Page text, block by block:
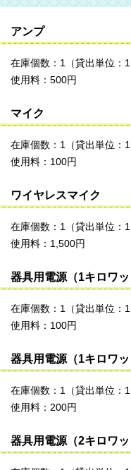
アンプ
在庫個数：1（貸出単位：1
使用料：500円
マイク
在庫個数：1（貸出単位：1
使用料：100円
ワイヤレスマイク
在庫個数：1（貸出単位：1
使用料：1,500円
器具用電源（1キロワッ
在庫個数：1（貸出単位：1
使用料：100円
器具用電源（1キロワ
在庫個数：1（貸出単位：1
使用料：200円
器具用電源（2キロワッ